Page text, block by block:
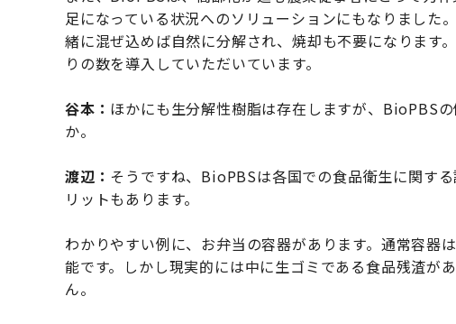
足になっている状況へのソリューションにもなりまし
緒に混ぜ込めば自然に分解され、焼却も不要になります
りの数を導入していただいています。
谷本： ほかにも生分解性樹脂は存在しますが、BioPBS
か。
渡辺： そうですね、BioPBSは各国での食品衛生に関す
リットもあります。
わかりやすい例に、お弁当の容器があります。通常容器
能です。しかし現実的には中に生ゴミである食品残渣が
ん。